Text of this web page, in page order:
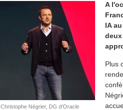
Christophe Négrier, DG d'Oracle
A
IA
Plus